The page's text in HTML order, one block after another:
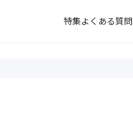
特集よくある質問